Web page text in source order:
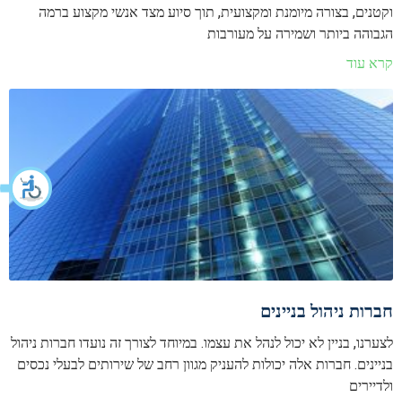
וקטנים, בצורה מיומנת ומקצועית, תוך סיוע מצד אנשי מקצוע ברמה
הגבוהה ביותר ושמירה על מעורבות
קרא עוד
חברות ניהול בניינים
לצערנו, בניין לא יכול לנהל את עצמו. במיוחד לצורך זה נועדו חברות ניהול
בניינים. חברות אלה יכולות להעניק מגוון רחב של שירותים לבעלי נכסים
ולדיירים